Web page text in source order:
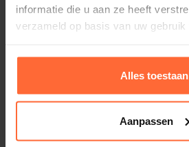
informatie die u aan ze heeft
verzameld op basis van uw gebruik
Alles toestaan
Aanpassen